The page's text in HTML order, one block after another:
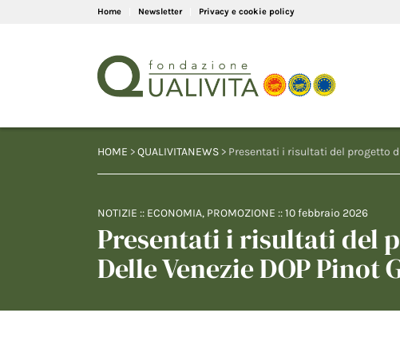
Home Newsletter Privacy e cookie policy
HOME >QUALIVITANEWS > Presentati i risultati del progetto
NOTIZIE :: ECONOMIA, PROMOZIONE ::10 febbraio 2026
Presentati i risultati del
Delle Venezie DOP Pinot